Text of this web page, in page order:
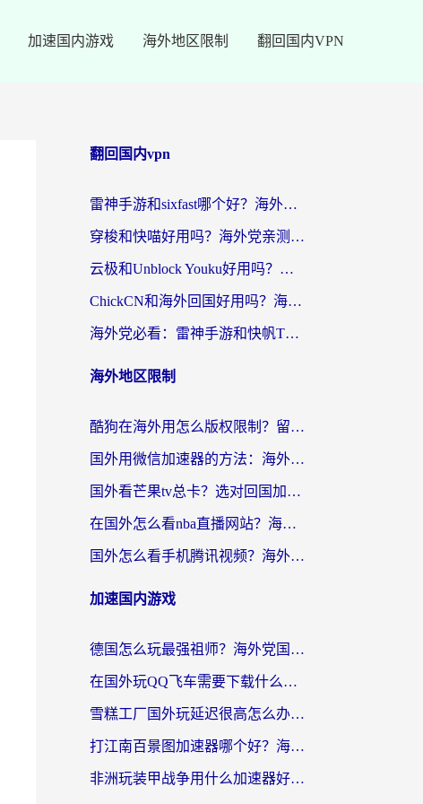
加速国内游戏 海外地区限制 翻回国内VPN
翻回国内vpn
雷神手游和sixfast哪个好？海外党亲测3款回国加速器，教你选对不踩坑
穿梭和快喵好用吗？海外党亲测：小众加速器对比+番茄加速器深度体验
云极和Unblock Youku好用吗？海外党亲测+2026回国加速器避坑指南
ChickCN和海外回国好用吗？海外党2026亲测：从手游到影音，选对加速器的3个关键
海外党必看：雷神手游和快帆TV版好用吗？3步选对回国加速器不踩坑
海外地区限制
酷狗在海外用怎么版权限制？留学生亲测：3步解决听国内音乐难题
国外用微信加速器的方法：海外党无缝连接国内生活的实用指南
国外看芒果tv总卡？选对回国加速器，轻松追《浪姐》不费劲
在国外怎么看nba直播网站？海外党专属体育观赛指南，告别地区限制！
国外怎么看手机腾讯视频？海外党亲测有效的追剧加速器选择指南
加速国内游戏
德国怎么玩最强祖师？海外党国服游戏加速器选择全攻略（附宝可梦Online实测）
在国外玩QQ飞车需要下载什么加速器呢？海外党亲测有效的国服游戏加速指南
雪糕工厂国外玩延迟很高怎么办？海外玩家国服游戏加速终极攻略（附实测推荐）
打江南百景图加速器哪个好？海外党踩坑N次后，终于找到不卡的秘诀
非洲玩装甲战争用什么加速器好？海外党亲测有效的国服游戏加速方案